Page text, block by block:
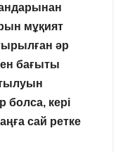
мұқият
әр
бағыты
болса, кері
сай ретке